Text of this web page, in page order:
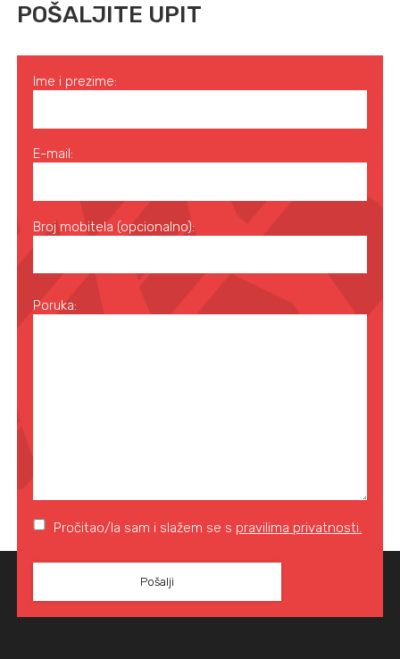
POŠALJITE UPIT
Ime i prezime:
E-mail:
Broj mobitela (opcionalno):
Poruka:
Pročitao/la sam i slažem se s pravilima privatnosti.